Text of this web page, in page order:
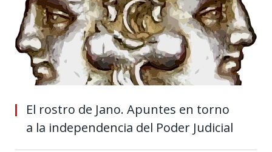
El rostro de Jano. Apuntes en torno
a la independencia del Poder Judicial